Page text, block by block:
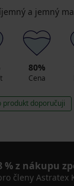
a jemný
80%
Cena
produkt doporučuji
% z nákupu
členy Astratex